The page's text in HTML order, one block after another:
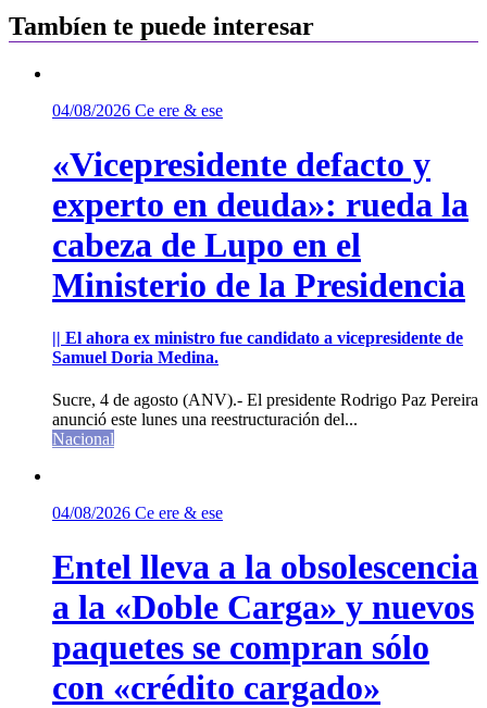
Tambíen te puede interesar
04/08/2026 Ce ere & ese
«Vicepresidente defacto y
experto en deuda»: rueda la
cabeza de Lupo en el
Ministerio de la Presidencia
|| El ahora ex ministro fue candidato a vicepresidente de
Samuel Doria Medina.
Sucre, 4 de agosto (ANV).- El presidente Rodrigo Paz Pereira
anunció este lunes una reestructuración del...
Nacional
04/08/2026 Ce ere & ese
Entel lleva a la obsolescencia
a la «Doble Carga» y nuevos
paquetes se compran sólo
con «crédito cargado»